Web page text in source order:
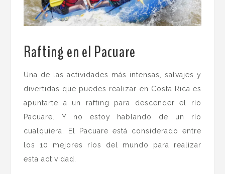
Rafting en el Pacuare
Una de las actividades más intensas, salvajes y
divertidas que puedes realizar en Costa Rica es
apuntarte a un rafting para descender el río
Pacuare. Y no estoy hablando de un río
cualquiera. El Pacuare está considerado entre
los 10 mejores ríos del mundo para realizar
esta actividad.